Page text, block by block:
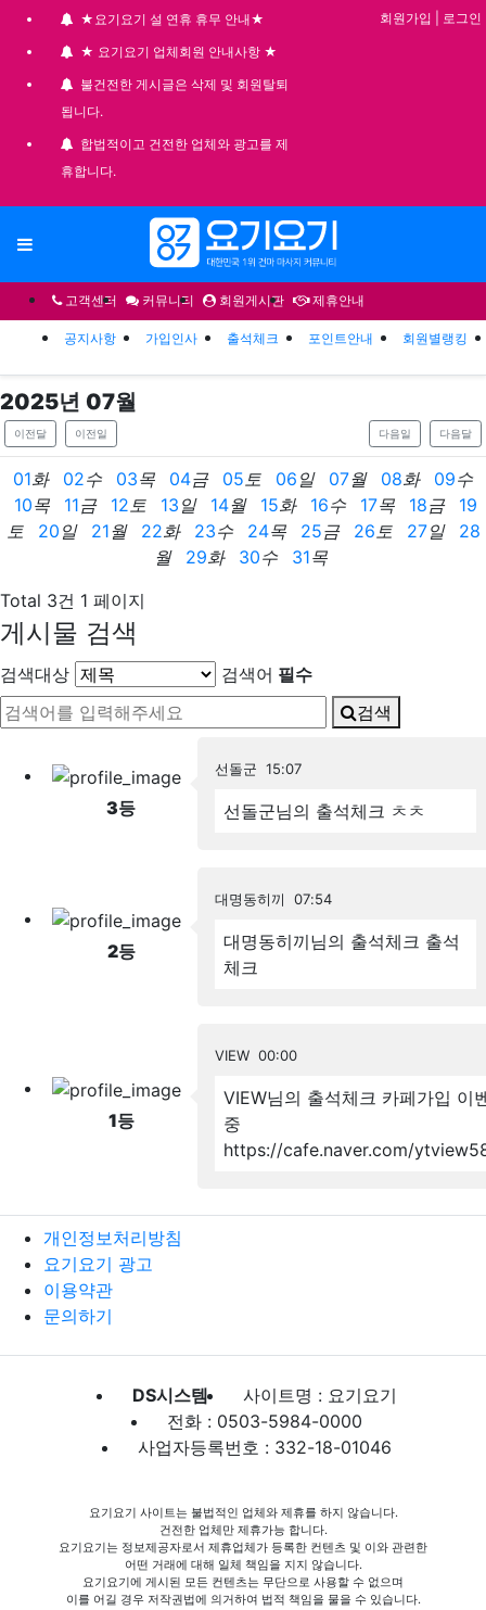
★요기요기 설 연휴 휴무 안내★
★ 요기요기 업체회원 안내사항 ★
불건전한 게시글은 삭제 및 회원탈퇴
됩니다.
합법적이고 건전한 업체와 광고를 제
휴합니다.
회원가입 로그인
메뉴
고객센터 커뮤니티 회원게시판 제휴안내
공지사항 가입인사 출석체크 포인트안내 회원별랭킹
2025년 07월
이전달 이전일 다음일 다음달
01화 02수 03목 04금 05토 06 일 07월 08화 09수
10목 11금 12토 13 일 14월 15화 16수 17목 18금
19
토
20 일 21월 22화 23수 24목 25금 26토 27일
28
월
29화 30수 31목
Total 3건 1 페이지
게시물 검색
검색대상 검색어 필수
검색
3등
선돌군 15:07
선돌군님의 출석체크 ㅊㅊ
2등
대명동히끼 07:54
대명동히끼님의 출석체크 출석
체크
1등
VIEW 00:00
VIEW님의 출석체크 카페가입 이
중
https://cafe.naver.com/
개인정보처리방침
요기요기 광고
이용약관
문의하기
DS시스템
사이트명 : 요기요기
전화 : 0503-5984-0000
사업자등록번호 : 332-18-01046
요기요기 사이트는 불법적인 업체와 제휴를 하지 않습니다.
건전한 업체만 제휴가능 합니다.
요기요기는 정보제공자로서 제휴업체가 등록한 컨텐츠 및 이와 관련한
어떤 거래에 대해 일체 책임을 지지 않습니다.
요기요기에 게시된 모든 컨텐츠는 무단으로 사용할 수 없으며
이를 어길 경우 저작권법에 의거하여 법적 책임을 물을 수 있습니다.